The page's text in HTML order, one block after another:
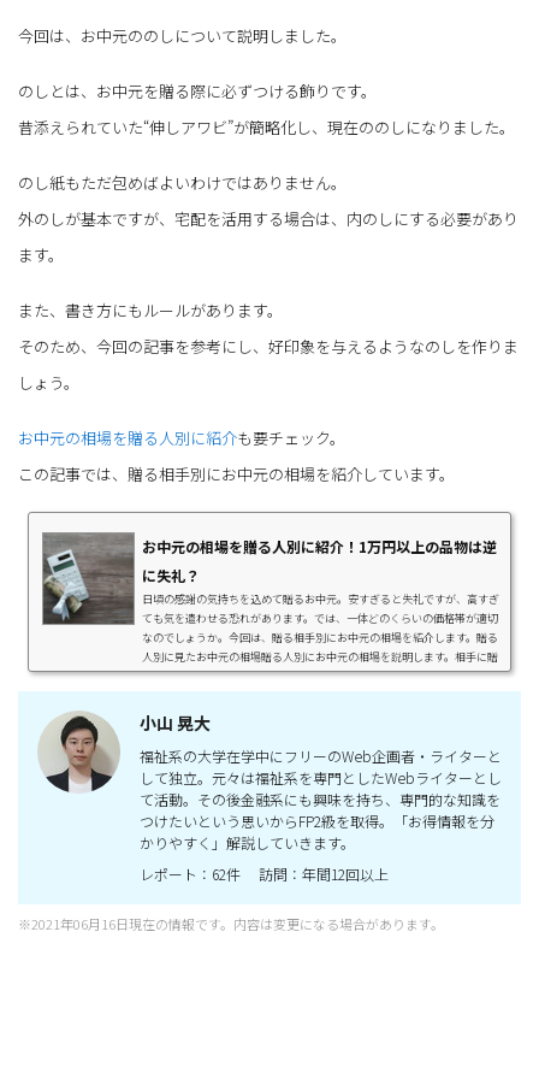
今回は、お中元ののしについて説明しました。
のしとは、お中元を贈る際に必ずつける飾りです。
昔添えられていた“伸しアワビ”が簡略化し、現在ののしになりました。
のし紙もただ包めばよいわけではありません。
外のしが基本ですが、宅配を活用する場合は、内のしにする必要があり
ます。
また、書き方にもルールがあります。
そのため、今回の記事を参考にし、好印象を与えるようなのしを作りま
しょう。
お中元の相場を贈る人別に紹介も要チェック。
この記事では、贈る相手別にお中元の相場を紹介しています。
お中元の相場を贈る人別に紹介！1万円以上の品物は逆
に失礼？
日頃の感謝の気持ちを込めて贈るお中元。安すぎると失礼ですが、高すぎ
ても気を遣わせる恐れがあります。では、一体どのくらいの価格帯が適切
なのでしょうか。今回は、贈る相手別にお中元の相場を紹介します。贈る
人別に見たお中元の相場贈る人別にお中元の相場を説明します。相手に贈
る前にお中元とお歳暮の違いについて確認しておきたい方はお中元・お歳
暮とは？それぞれの意味や違い、マナーなどを紹介の記事でお中元とお歳
暮の相場の違いについてもを紹介しています。親戚に贈る場合両親や義実
家などの親戚にお中元を贈る場合は、3...
小山 晃大
福祉系の大学在学中にフリーのWeb企画者・ライターと
して独立。元々は福祉系を専門としたWebライターとし
て活動。その後金融系にも興味を持ち、専門的な知識を
つけたいという思いからFP2級を取得。「お得情報を分
かりやすく」解説していきます。
レポート：62件 訪問：年間12回以上
※2021年06月16日現在の情報です。内容は変更になる場合があります。